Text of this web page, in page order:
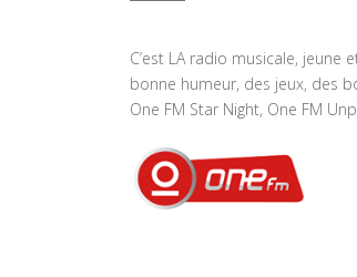
C’est LA radio musicale, jeune
bonne humeur, des jeux, des
One FM Star Night, One FM